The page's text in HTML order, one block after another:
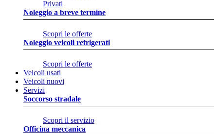
Privati
Noleggio a breve termine
Scopri le offerte
Noleggio veicoli refrigerati
Scopri le offerte
Veicoli usati
Veicoli nuovi
Servizi
Soccorso stradale
Scopri il servizio
Officina meccanica